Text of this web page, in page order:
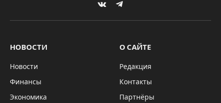
VKontakteTelegram
НОВОСТИ
Новости
Финансы
Экономика
О САЙТЕ
Редакция
Контакты
Партнёры